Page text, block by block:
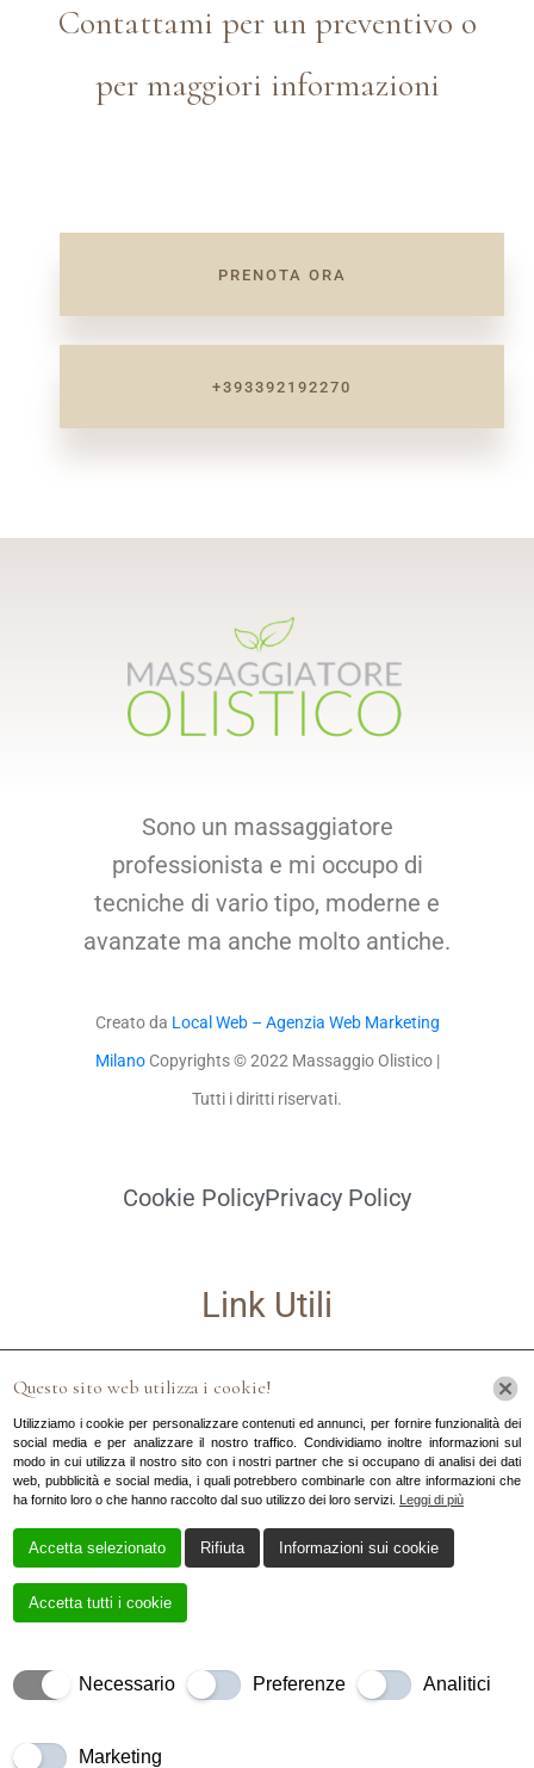
Contattami per un preventivo o
per maggiori informazioni
PRENOTA ORA
+393392192270
Sono un massaggiatore
professionista e mi occupo di
tecniche di vario tipo, moderne e
avanzate ma anche molto antiche.
Creato da Local Web – Agenzia Web Marketing
Milano Copyrights © 2022 Massaggio Olistico |
Tutti i diritti riservati.
Cookie PolicyPrivacy Policy
Link Utili
Home
Chi Sono
Galleria
Questo sito web utilizza i cookie!
Utilizziamo i cookie per personalizzare contenuti ed annunci, per fornire funzionalità dei
social media e per analizzare il nostro traffico. Condividiamo inoltre informazioni sul
modo in cui utilizza il nostro sito con i nostri partner che si occupano di analisi dei dati
web, pubblicità e social media, i quali potrebbero combinarle con altre informazioni che
ha fornito loro o che hanno raccolto dal suo utilizzo dei loro servizi. Leggi di più
Accetta selezionato Rifiuta Informazioni sui cookie
Accetta tutti i cookie
Necessario Preferenze Analitici
Marketing